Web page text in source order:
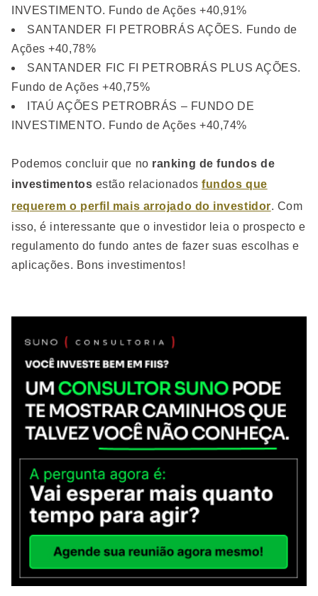
INVESTIMENTO. Fundo de Ações +40,91%
SANTANDER FI PETROBRÁS AÇÕES. Fundo de
Ações +40,78%
SANTANDER FIC FI PETROBRÁS PLUS AÇÕES.
Fundo de Ações +40,75%
ITAÚ AÇÕES PETROBRÁS – FUNDO DE
INVESTIMENTO. Fundo de Ações +40,74%
Podemos concluir que no ranking de fundos de
investimentos estão relacionadosfundos que
requerem o perfil mais arrojado do investidor. Com
isso, é interessante que o investidor leia o prospecto e
regulamento do fundo antes de fazer suas escolhas e
aplicações. Bons investimentos!